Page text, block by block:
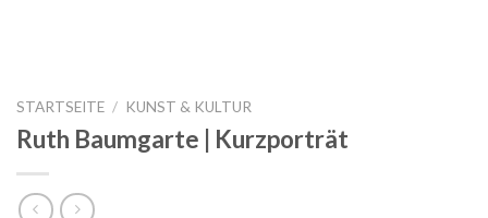
STARTSEITE / KUNST & KULTUR
Ruth Baumgarte | Kurzporträt